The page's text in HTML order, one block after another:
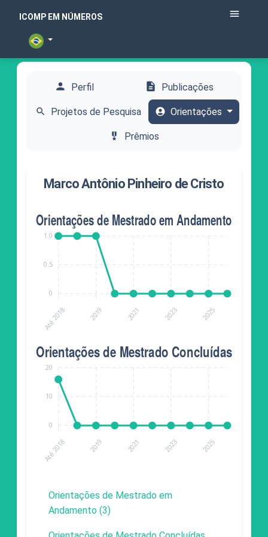
ICOMP EM NÚMEROS menu
person Perfil description Publicações
search Projetos de Pesquisa account_circle Orientações
military_tech Prêmios
Marco Antônio Pinheiro de Cristo
Orientações de Mestrado em
Andamento (3)